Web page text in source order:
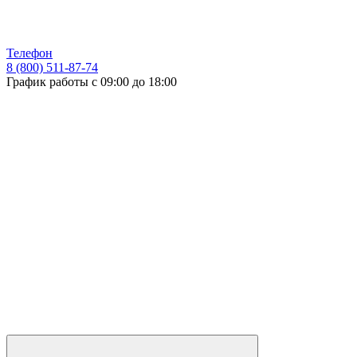
Телефон
8 (800) 511-87-74
График работы с 09:00 до 18:00